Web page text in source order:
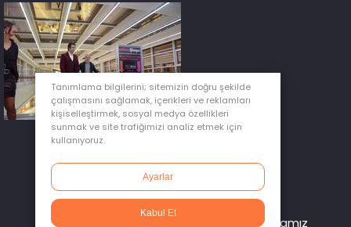
Gizlilik ve Kişisel Verilerin Korunması Politikamız
Tanımlama bilgilerini; sitemizin doğru şekilde
çalışmasını sağlamak, içerikleri ve reklamları
kişiselleştirmek, sosyal medya özellikleri
sunmak ve site trafiğimizi analiz etmek için
kullanıyoruz.
Ayarlar
Kabul Et